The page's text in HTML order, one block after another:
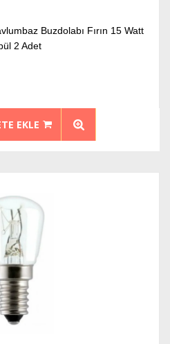
Buzdolabı Fırın 15 Watt
2 Adet
EKLE